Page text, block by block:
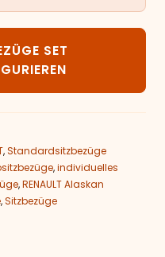
Alaskan Menge
SET
,Standardsitzbezüge
,individuelles
,RENAULT Alaskan
,Sitzbezüge